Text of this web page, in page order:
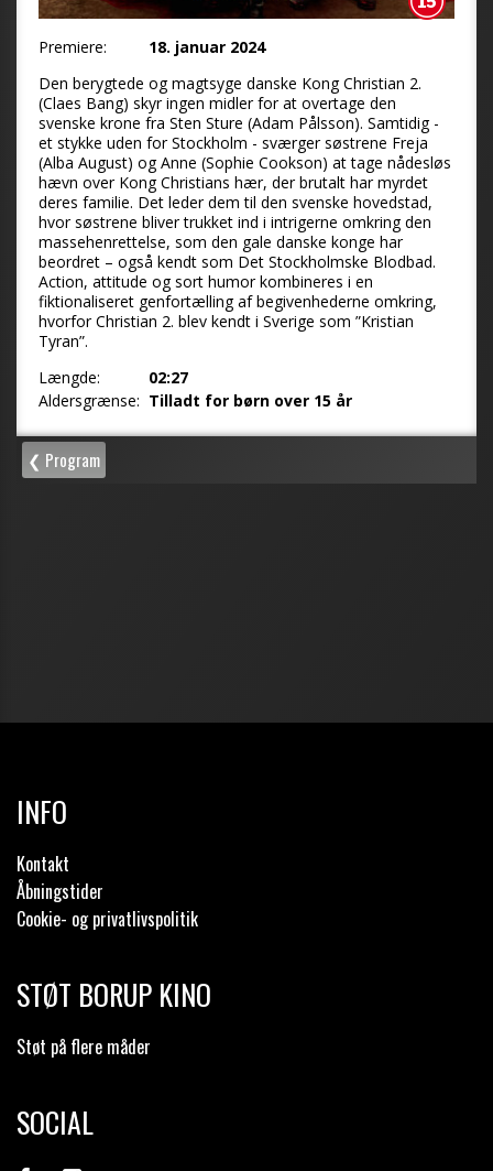
INFO
Kontakt
Åbningstider
Cookie- og privatlivspolitik
STØT BORUP KINO
Støt på flere måder
SOCIAL